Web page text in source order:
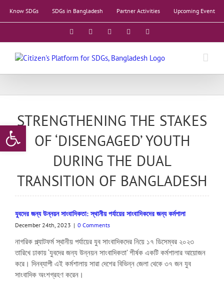
Open toolbar
Know SDGs SDGs in Bangladesh Partner Activities Upcoming Event
Facebook YouTubeLinkedIn
STRENGTHENING THE STAKES
OF ‘DISENGAGED’ YOUTH
DURING THE DUAL
TRANSITION OF BANGLADESH
যুবদের জন্য উন্নয়ন সাংবাদিকতা: স্থানীয় পর্যায়ের সাংবাদিকদের জন্য কর্মশালা
December 24th, 2023 | 0 Comments
নাগরিক প্ল্যাটফর্ম স্থানীয় পর্যায়ের যুব সাংবাদিকদের নিয়ে ১৭ ডিসেম্বর ২০২৩
তারিখে ঢাকায় ‘যুবদের জন্য উন্নয়ন সাংবাদিকতা’ শীর্ষক একটি কর্মশালার আয়োজন
করে। দিনব্যাপী এই কর্মশালায় সারা দেশের বিভিন্ন জেলা থেকে ৩৭ জন যুব
সাংবাদিক অংশগ্রহণ করেন।